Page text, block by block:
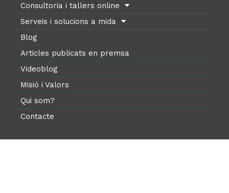
Consultoria i tallers online
Serveis i solucions a mida
Blog
Articles publicats en premsa
Videoblog
Misió i Valors
Qui som?
Contacte